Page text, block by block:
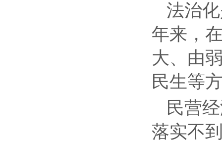
法治
年来，
大、由
民生等
民营
落实不